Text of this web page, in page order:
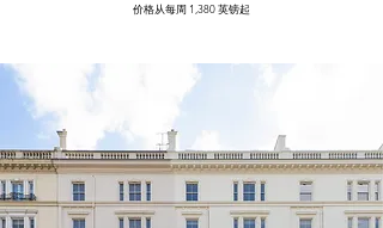
价格从每周 1,380 英镑起